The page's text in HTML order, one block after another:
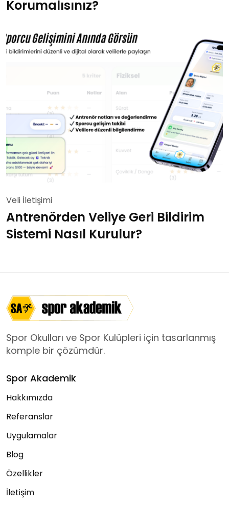
Korumalısınız?
Veli İletişimi
Antrenörden Veliye Geri Bildirim
Sistemi Nasıl Kurulur?
Spor Okulları ve Spor Kulüpleri için tasarlanmış
komple bir çözümdür.
Spor Akademik
Hakkımızda
Referanslar
Uygulamalar
Blog
Özellikler
İletişim